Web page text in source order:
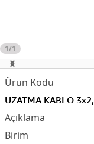
1/1
UZATMA KABLO